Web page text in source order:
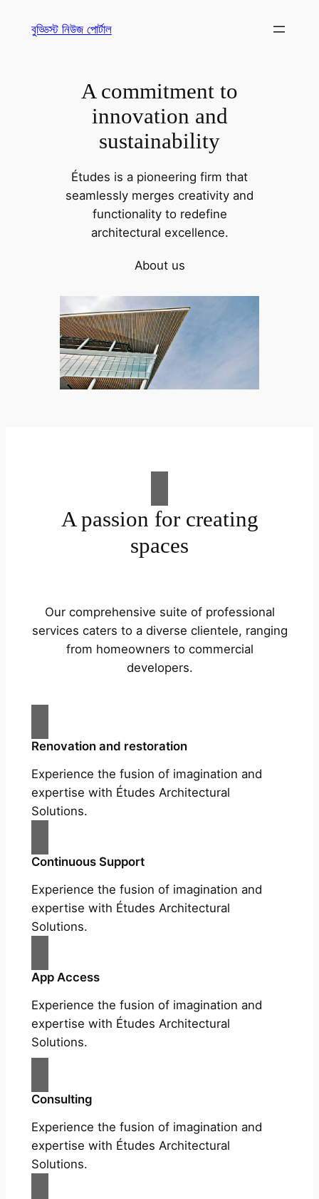
বুড্ডিস্ট নিউজ পোর্টাল
A commitment to
innovation and
sustainability
Études is a pioneering firm that
seamlessly merges creativity and
functionality to redefine
architectural excellence.
About us
A passion for creating
spaces
Our comprehensive suite of professional
services caters to a diverse clientele, ranging
from homeowners to commercial
developers.
Renovation and restoration
Experience the fusion of imagination and
expertise with Études Architectural
Solutions.
Continuous Support
Experience the fusion of imagination and
expertise with Études Architectural
Solutions.
App Access
Experience the fusion of imagination and
expertise with Études Architectural
Solutions.
Consulting
Experience the fusion of imagination and
expertise with Études Architectural
Solutions.